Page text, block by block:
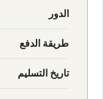
الدور
طريقة الدفع
تاريخ التسليم